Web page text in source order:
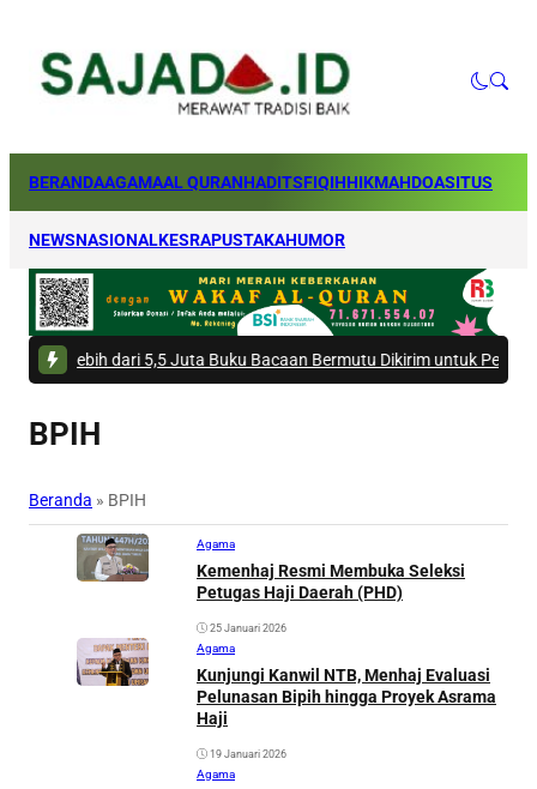
BERANDAAGAMAAL QURANHADITSFIQIHHIKMAHDOASITUS
NEWSNASIONALKESRAPUSTAKAHUMOR
dari 5,5 Juta Buku Bacaan Bermutu Dikirim untuk Perkuat Literasi
BPIH
Beranda » BPIH
Agama
Kemenhaj Resmi Membuka Seleksi
Petugas Haji Daerah (PHD)
25 Januari 2026
Agama
Kunjungi Kanwil NTB, Menhaj Evaluasi
Pelunasan Bipih hingga Proyek Asrama
Haji
19 Januari 2026
Agama